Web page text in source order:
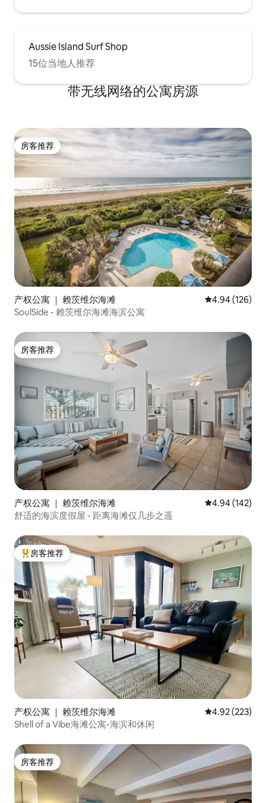
Aussie Island Surf Shop
15位当地人推荐
带无线网络的公寓房源
房客推荐
房客推荐
产权公寓 ｜ 赖茨维尔海滩 平均评分 4.94
4.94 (126)
SoulSide - 赖茨维尔海滩海滨公寓
房客推荐
房客推荐
产权公寓 ｜ 赖茨维尔海滩 平均评分 4.94
4.94 (142)
舒适的海滨度假屋 - 距离海滩仅几步之遥
热门「房客推荐」
房客推荐
产权公寓 ｜ 赖茨维尔海滩 平均评分 4.92
4.92 (223)
Shell of a Vibe海滩公寓-海滨和休闲
房客推荐
房客推荐